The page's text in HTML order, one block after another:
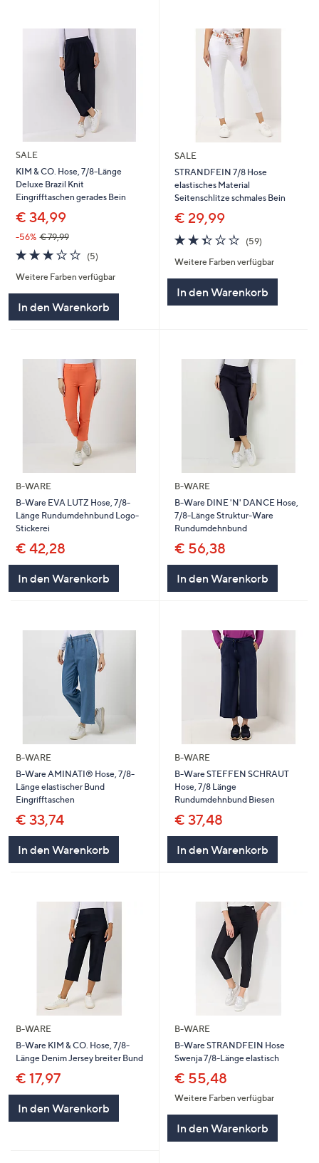
SALE
KIM & CO. Hose, 7/8-Länge
Deluxe Brazil Knit
Eingrifftaschen gerades Bein
€ 34,99
-56% € 79,99
3.2
von
5
(5)5
Weitere Farben verfügbar
In den Warenkorb
SALE
STRANDFEIN 7/8 Hose
elastisches Material
Seitenschlitze schmales Bein
€ 29,99
2.3
von
5
(59)59
Weitere Farben verfügbar
In den Warenkorb
B-WARE
B-Ware EVA LUTZ Hose, 7/8-
Länge Rundumdehnbund Logo-
Stickerei
€ 42,28
In den Warenkorb
B-WARE
B-Ware DINE 'N' DANCE Hose,
7/8-Länge Struktur-Ware
Rundumdehnbund
€ 56,38
In den Warenkorb
B-WARE
B-Ware AMINATI® Hose, 7/8-
Länge elastischer Bund
Eingrifftaschen
€ 33,74
In den Warenkorb
B-WARE
B-Ware STEFFEN SCHRAUT
Hose, 7/8 Länge
Rundumdehnbund Biesen
€ 37,48
In den Warenkorb
B-WARE
B-Ware KIM & CO. Hose, 7/8-
Länge Denim Jersey breiter Bund
€ 17,97
In den Warenkorb
B-WARE
B-Ware STRANDFEIN Hose
Swenja 7/8-Länge elastisch
€ 55,48
Weitere Farben verfügbar
In den Warenkorb